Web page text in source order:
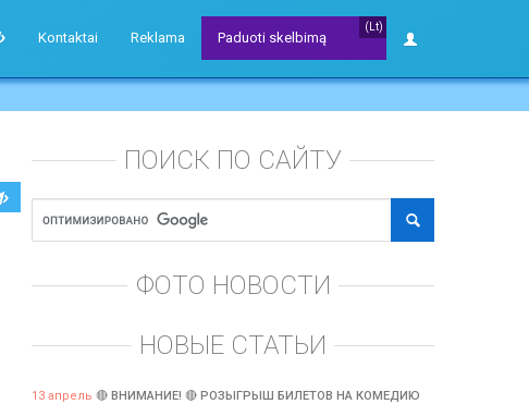
Kontaktai Reklama
(Lt)
Paduoti skelbimą
ПОИСК ПО САЙТУ
ФОТО НОВОСТИ
НОВЫЕ СТАТЬИ
13 апрель 🔴 ВНИМАНИЕ! 🔴 РОЗЫГРЫШ БИЛЕТОВ НА КОМЕДИЮ